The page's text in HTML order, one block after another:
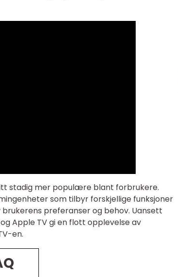
stadig mer populære blant forbrukere.
som tilbyr forskjellige funksjoner
preferanser og behov. Uansett
Apple TV gi en flott opplevelse av
en.